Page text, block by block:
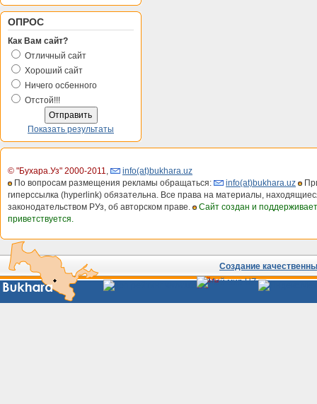
ОПРОС
Как Вам сайт?
Отличный сайт
Хороший сайт
Ничего осбенного
Отстой!!!
Показать результаты
© "Бухара.Уз" 2000-2011,
info(at)bukhara.uz
По вопросам размещения рекламы обращаться:
info(at)bukhara.uz
гиперссылка (hyperlink) обязательна. Все права на материалы,
законодательством РУз, об авторском праве.
Сайт создан и
приветствуется.
Создание
Сайты
Узбекистана